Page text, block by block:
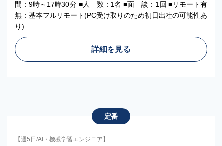
間：9時～17時30分 ■人 数：1名 ■面 談：1回 ■リモート有
無：基本フルリモート(PC受け取りのため初日出社の可能性あ
り)
詳細を見る
定番
【週5日/AI・機械学習エンジニア】